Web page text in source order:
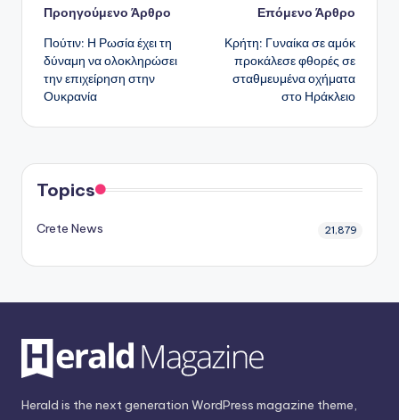
Πλοήγηση
δημοσιεύσεων
Προηγούμενο Άρθρο
Πούτιν: Η Ρωσία έχει τη
δύναμη να ολοκληρώσει
την επιχείρηση στην
Ουκρανία
Επόμενο Άρθρο
Κρήτη: Γυναίκα σε αμόκ
προκάλεσε φθορές σε
σταθμευμένα οχήματα
στο Ηράκλειο
Topics
Crete News 21,879
Herald is the next generation WordPress magazine theme,